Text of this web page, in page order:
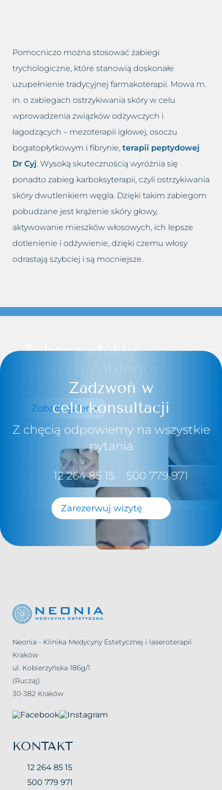
Pomocniczo można stosować zabiegi
trychologiczne, które stanowią doskonałe
uzupełnienie tradycyjnej farmakoterapii. Mowa m.
in. o zabiegach ostrzykiwania skóry w celu
wprowadzenia związków odżywczych i
łagodzących – mezoterapii igłowej, osoczu
bogatopłytkowym i fibrynie, terapii peptydowej
Dr Cyj. Wysoką skutecznością wyróżnia się
ponadto zabieg karboksyterapii, czyli ostrzykiwania
skóry dwutlenkiem węgla. Dzięki takim zabiegom
pobudzane jest krążenie skóry głowy,
aktywowanie mieszków włosowych, ich lepsze
dotlenienie i odżywienie, dzięki czemu włosy
odrastają szybciej i są mocniejsze.
Zobacz efekty
Zobacz galerię
Zadzwoń w
celu konsultacji
Z chęcią odpowiemy na wszystkie
pytania
12 264 85 15 500 779 971
Zarezerwuj wizytę
Neonia - Klinika Medycyny Estetycznej i laseroterapii
Kraków
ul. Kobierzyńska 186g/1
(Ruczaj)
30-382 Kraków
KONTAKT
12 264 85 15
500 779 971